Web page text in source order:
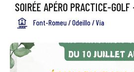
SOIRÉE APÉRO PRACTICE-
Font-Romeu / Odeillo / Via